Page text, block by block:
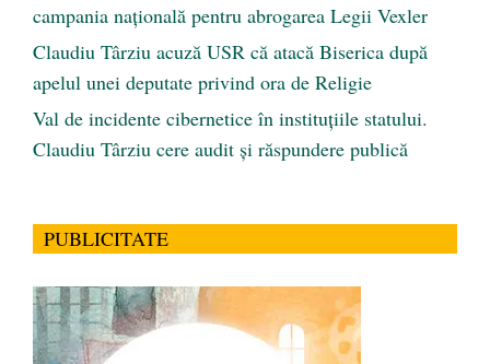
campania națională pentru abrogarea Legii Vexler
Claudiu Târziu acuză USR că atacă Biserica după
apelul unei deputate privind ora de Religie
Val de incidente cibernetice în instituțiile statului.
Claudiu Târziu cere audit și răspundere publică
PUBLICITATE